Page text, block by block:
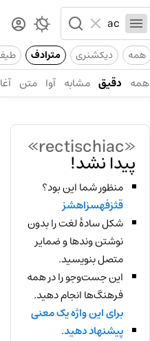
همه دیکشنری مترادف
همه دقیق مشابه آوا متن
«rectischiac»
پیدا نشد!
منظور شما این بود؟
قثزفهسزاهشز
شکل سادهٔ لغت را بدون
نوشتن وندها و ضمایر
متصل بنویسید.
این جست‌وجو را در همه
فرهنگ‌ها انجام دهید.
برای این واژه یک معنی
پیشنهاد دهید.